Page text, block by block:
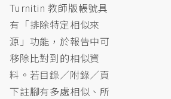
Turnitin 教師版帳號具
有「排除特定相似來
源」功能，於報告中可
移除比對到的相似資
料。若目錄／附錄／頁
下註腳有多處相似、所